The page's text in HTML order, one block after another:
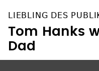
Tom Hanks
Dad